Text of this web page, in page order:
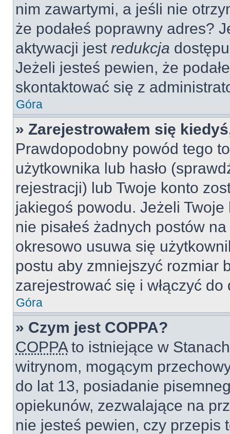
nim zawartymi, a jeśli nie
że podałeś poprawny adres?
aktywacji jest redukcja
Jeżeli jesteś pewien, że
skontaktować się z
Góra
» Zarejestrowałem się
Prawdopodobny powód tego
użytkownika lub hasło
rejestracji) lub Twoje konto
jakiegoś powodu. Jeżeli
nie pisałeś żadnych postów
okresowo usuwa się
postu aby zmniejszyć rozmiar
zarejestrować się i włączyć
Góra
» Czym jest COPPA?
COPPAto istniejące w
witrynom, mogącym
do lat 13, posiadanie
opiekunów, zezwalające na
nie jesteś pewien, czy przepis